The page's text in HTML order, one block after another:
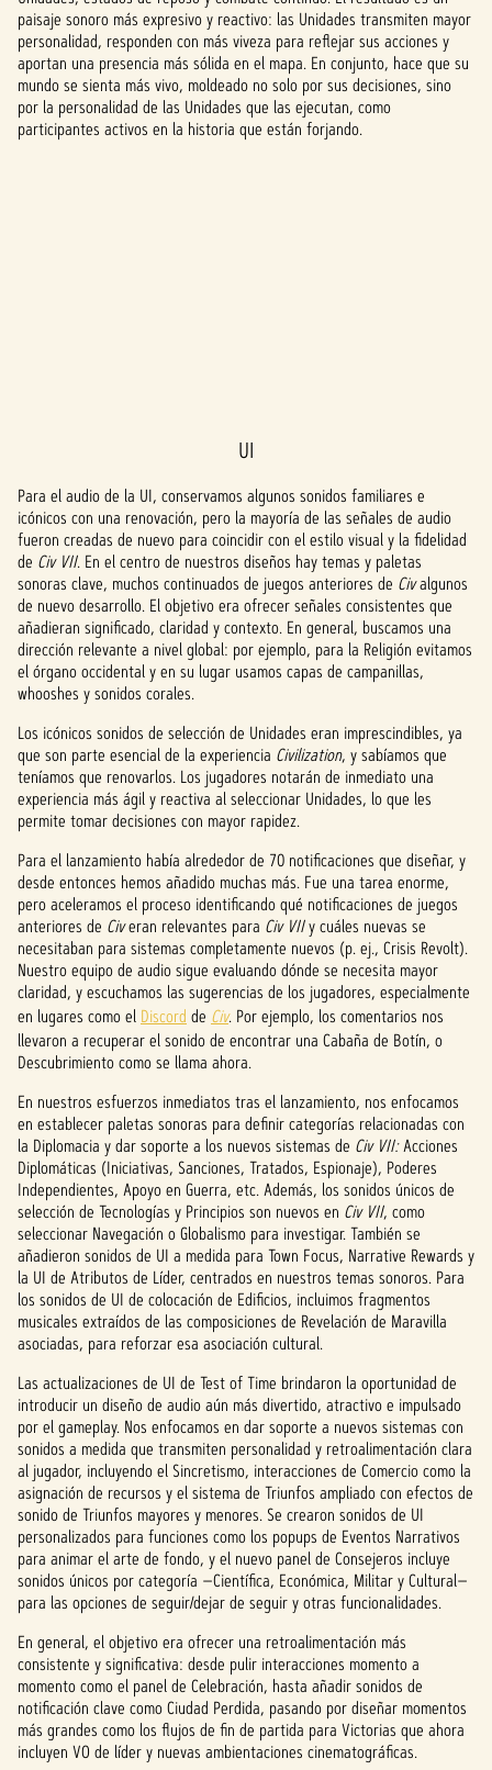
paisaje sonoro más expresivo y reactivo: las Unidades transmiten mayor
personalidad, responden con más viveza para reflejar sus acciones y
aportan una presencia más sólida en el mapa. En conjunto, hace que su
mundo se sienta más vivo, moldeado no solo por sus decisiones, sino
por la personalidad de las Unidades que las ejecutan, como
participantes activos en la historia que están forjando.
c
c
e
p
t
&
P
l
a
y
Al
hacer
clic
en
«Ace
ptar
y
ducir
»,
acept
as la
políti
ca de
priva
cidad
de
YouTu
bey
trans
feren
cia
de
datos
a los
servi
dores
de
Googl
e.
UI
Para el audio de la UI, conservamos algunos sonidos familiares e
icónicos con una renovación, pero la mayoría de las señales de audio
fueron creadas de nuevo para coincidir con el estilo visual y la fidelidad
de Civ VII. En el centro de nuestros diseños hay temas y paletas
sonoras clave, muchos continuados de juegos anteriores de Civalgunos
de nuevo desarrollo. El objetivo era ofrecer señales consistentes que
añadieran significado, claridad y contexto. En general, buscamos una
dirección relevante a nivel global: por ejemplo, para la Religión evitamos
el órgano occidental y en su lugar usamos capas de campanillas,
whooshes y sonidos corales.
Los icónicos sonidos de selección de Unidades eran imprescindibles, ya
que son parte esencial de la experiencia Civilization, y sabíamos que
teníamos que renovarlos. Los jugadores notarán de inmediato una
experiencia más ágil y reactiva al seleccionar Unidades, lo que les
permite tomar decisiones con mayor rapidez.
Para el lanzamiento había alrededor de 70 notificaciones que diseñar, y
desde entonces hemos añadido muchas más. Fue una tarea enorme,
pero aceleramos el proceso identificando qué notificaciones de juegos
anteriores de Civeran relevantes para Civ VIIy cuáles nuevas se
necesitaban para sistemas completamente nuevos (p. ej., Crisis Revolt).
Nuestro equipo de audio sigue evaluando dónde se necesita mayor
claridad, y escuchamos las sugerencias de los jugadores, especialmente
en lugares como el Discord de Civ. Por ejemplo, los comentarios nos
llevaron a recuperar el sonido de encontrar una Cabaña de Botín, o
Descubrimiento como se llama ahora.
En nuestros esfuerzos inmediatos tras el lanzamiento, nos enfocamos
en establecer paletas sonoras para definir categorías relacionadas con
la Diplomacia y dar soporte a los nuevos sistemas de Civ VII:Acciones
Diplomáticas (Iniciativas, Sanciones, Tratados, Espionaje), Poderes
Independientes, Apoyo en Guerra, etc. Además, los sonidos únicos de
selección de Tecnologías y Principios son nuevos en Civ VII, como
seleccionar Navegación o Globalismo para investigar. También se
añadieron sonidos de UI a medida para Town Focus, Narrative Rewards y
la UI de Atributos de Líder, centrados en nuestros temas sonoros. Para
los sonidos de UI de colocación de Edificios, incluimos fragmentos
musicales extraídos de las composiciones de Revelación de Maravilla
asociadas, para reforzar esa asociación cultural.
Las actualizaciones de UI de Test of Time brindaron la oportunidad de
introducir un diseño de audio aún más divertido, atractivo e impulsado
por el gameplay. Nos enfocamos en dar soporte a nuevos sistemas con
sonidos a medida que transmiten personalidad y retroalimentación clara
al jugador, incluyendo el Sincretismo, interacciones de Comercio como la
asignación de recursos y el sistema de Triunfos ampliado con efectos de
sonido de Triunfos mayores y menores. Se crearon sonidos de UI
personalizados para funciones como los popups de Eventos Narrativos
para animar el arte de fondo, y el nuevo panel de Consejeros incluye
sonidos únicos por categoría —Científica, Económica, Militar y Cultural—
para las opciones de seguir/dejar de seguir y otras funcionalidades.
En general, el objetivo era ofrecer una retroalimentación más
consistente y significativa: desde pulir interacciones momento a
momento como el panel de Celebración, hasta añadir sonidos de
notificación clave como Ciudad Perdida, pasando por diseñar momentos
más grandes como los flujos de fin de partida para Victorias que ahora
incluyen VO de líder y nuevas ambientaciones cinematográficas.